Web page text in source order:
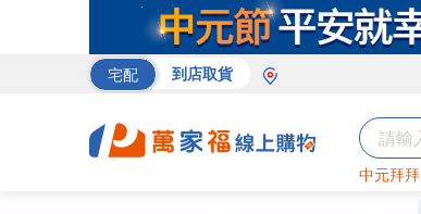
宅配 到店取貨
中元拜拜